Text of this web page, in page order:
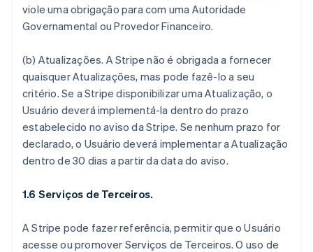
viole uma obrigação para com uma Autoridade
Governamental ou Provedor Financeiro.
(b) Atualizações. A Stripe não é obrigada a fornecer
quaisquer Atualizações, mas pode fazê-lo a seu
critério. Se a Stripe disponibilizar uma Atualização, o
Usuário deverá implementá-la dentro do prazo
estabelecido no aviso da Stripe. Se nenhum prazo for
declarado, o Usuário deverá implementar a Atualização
dentro de 30 dias a partir da data do aviso.
1.6 Serviços de Terceiros.
A Stripe pode fazer referência, permitir que o Usuário
acesse ou promover Serviços de Terceiros. O uso de